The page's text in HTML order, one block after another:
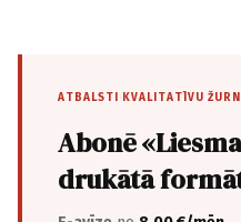
ATBALSTI KVALITATĪVU
Abonē
drukātā